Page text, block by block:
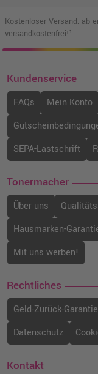
Kostenloser Versand: ab
versandkostenfrei!¹
Kundenservice
FAQs Mein Konto
SEPA-Lastschrift
Tonermacher
Über uns
Hausmarken-
Mit uns werben!
Rechtliches
Geld-Zurück-Garantie
Datenschutz
Kontakt